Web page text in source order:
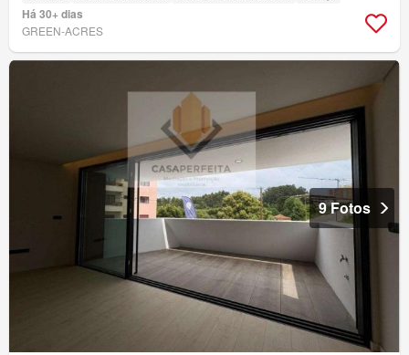
Há 30+ dias
GREEN-ACRES
9 Fotos